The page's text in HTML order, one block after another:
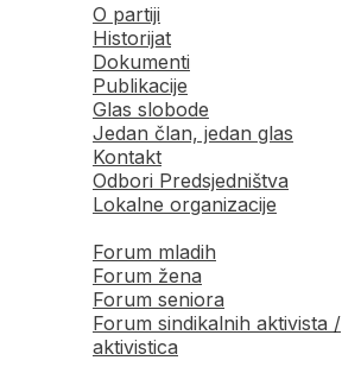
O partiji
Historijat
Dokumenti
Publikacije
Glas slobode
Jedan član, jedan glas
Kontakt
Odbori Predsjedništva
Lokalne organizacije
Forum mladih
Forum žena
Forum seniora
Forum sindikalnih aktivista /
aktivistica